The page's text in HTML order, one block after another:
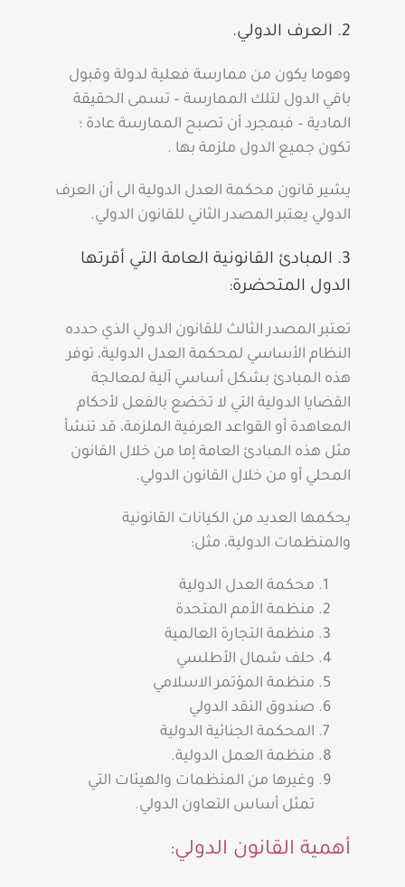
2. العرف الدولي.
وهوما يكون من ممارسة فعلية لدولة وقبول
باقي الدول لتلك الممارسة – تسمى الحقيقة
المادية – فبمجرد أن تصبح الممارسة عادة ؛
تكون جميع الدول ملزمة بها .
يشير قانون محكمة العدل الدولية الى أن العرف
الدولي يعتبر المصدر الثاني للقانون الدولي.
3. المبادئ القانونية العامة التي أقرتها
الدول المتحضرة:
تعتبر المصدر الثالث للقانون الدولي الذي حدده
النظام الأساسي لمحكمة العدل الدولية، توفر
هذه المبادئ بشكل أساسي آلية لمعالجة
القضايا الدولية التي لا تخضع بالفعل لأحكام
المعاهدة أو القواعد العرفية الملزمة، قد تنشأ
مثل هذه المبادئ العامة إما من خلال القانون
المحلي أو من خلال القانون الدولي.
يحكمها العديد من الكيانات القانونية
والمنظمات الدولية، مثل:
محكمة العدل الدولية
منظمة الأمم المتحدة
منظمة التجارة العالمية
حلف شمال الأطلسي
منظمة المؤتمر الاسلامي
صندوق النقد الدولي
المحكمة الجنائية الدولية
منظمة العمل الدولية.
وغيرها من المنظمات والهيئات التي
تمثل أساس التعاون الدولي.
أهمية القانون الدولي: